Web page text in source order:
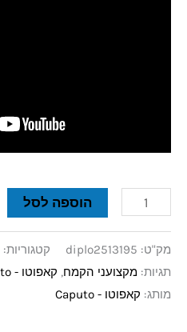
הוספה לסל
מק"ט: diplo2513195 קטגוריות:
תגיות: מקצועני הקמח, קאפוטו - Caputo
מותג: קאפוטו - Caputo